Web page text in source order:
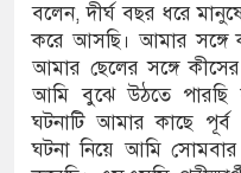
বলেন, দীর্ঘ বছর ধরে
করে আসছি। আমার সঙ্গে
আমার ছেলের সঙ্গে
আমি বুঝে উঠতে পারছি
ঘটনাটি আমার কাছে
ঘটনা নিয়ে আমি